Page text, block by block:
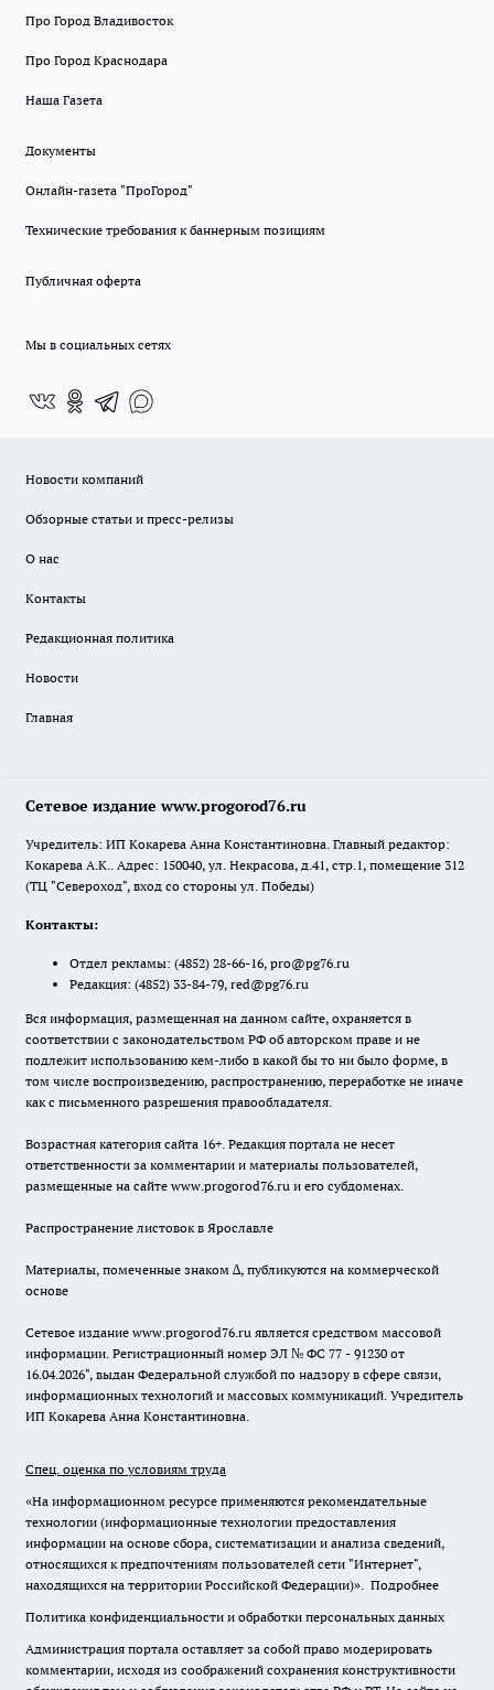
Про Город Владивосток
Про Город Краснодара
Наша Газета
Документы
Онлайн-газета "ПроГород"
Технические требования к баннерным позициям
Публичная оферта
Мы в социальных сетях
Новости компаний
Обзорные статьи и пресс-релизы
О нас
Контакты
Редакционная политика
Новости
Главная
Сетевое издание www.progorod76.ru
Учредитель: ИП Кокарева Анна Константиновна. Главный редактор:
Кокарева А.К.. Адрес: 150040, ул. Некрасова, д.41, стр.1, помещение 312
(ТЦ "Североход", вход со стороны ул. Победы)
Контакты:
Отдел рекламы: (4852) 28-66-16, pro@pg76.ru
Редакция: (4852) 33-84-79, red@pg76.ru
Вся информация, размещенная на данном сайте, охраняется в
соответствии с законодательством РФ об авторском праве и не
подлежит использованию кем-либо в какой бы то ни было форме, в
том числе воспроизведению, распространению, переработке не иначе
как с письменного разрешения правообладателя.
Возрастная категория сайта 16+. Редакция портала не несет
ответственности за комментарии и материалы пользователей,
размещенные на сайте www.progorod76.ru и его субдоменах.
Распространение листовок в Ярославле
Материалы, помеченные знаком ∆, публикуются на коммерческой
основе
Сетевое издание www.progorod76.ru является средством массовой
информации. Регистрационный номер ЭЛ № ФС 77 - 91230 от
16.04.2026", выдан Федеральной службой по надзору в сфере связи,
информационных технологий и массовых коммуникаций. Учредитель
ИП Кокарева Анна Константиновна.
Спец. оценка по условиям труда
«На информационном ресурсе применяются рекомендательные
технологии (информационные технологии предоставления
информации на основе сбора, систематизации и анализа сведений,
относящихся к предпочтениям пользователей сети "Интернет",
находящихся на территории Российской Федерации)». Подробнее
Политика конфиденциальности и обработки персональных данных
Администрация портала оставляет за собой право модерировать
комментарии, исходя из соображений сохранения конструктивности